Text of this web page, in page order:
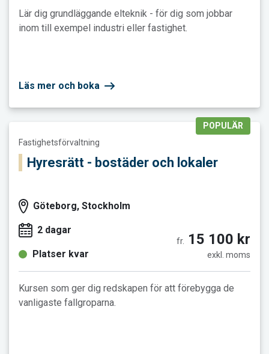
Lär dig grundläggande elteknik - för dig som jobbar
inom till exempel industri eller fastighet.
Läs mer och boka
Läs mer och boka Hyresrätt - bostäder och lokalerPOPULÄR
Fastighetsförvaltning
Hyresrätt - bostäder och lokaler
Göteborg, Stockholm
2 dagar
Platser kvar
fr. 15 100 kr
exkl. moms
Kursen som ger dig redskapen för att förebygga de
vanligaste fallgroparna.